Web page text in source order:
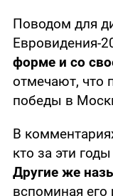
Поводом для
Евровидения-
форме и со
отмечают, что
победы в
В
кто за эти
Другие же
вспоминая его